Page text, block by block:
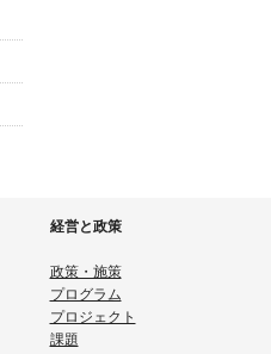
経営と政策
政策・施策
プログラム
プロジェクト
課題